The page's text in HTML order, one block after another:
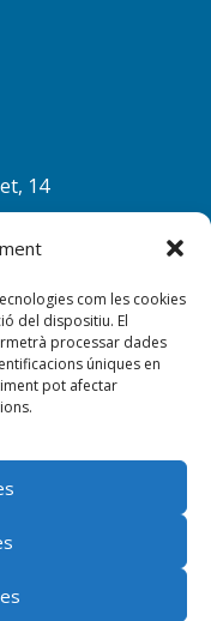
com les cookies
del dispositiu. El
processar dades
úniques en
pot afectar
nom
tenint
14
drets reservats |